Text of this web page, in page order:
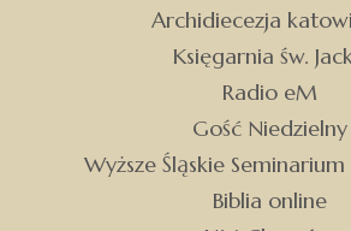
Archidiecezja
Księgarnia św.
Radio eM
Gość Niedzielny
Wyższe Śląskie
Biblia online